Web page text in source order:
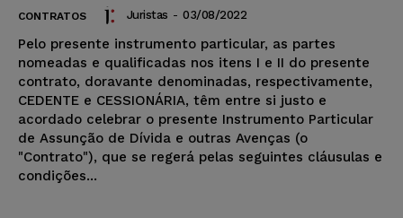
CONTRATOS Juristas - 03/08/2022
Pelo presente instrumento particular, as partes
nomeadas e qualificadas nos itens I e II do presente
contrato, doravante denominadas, respectivamente,
CEDENTE e CESSIONÁRIA, têm entre si justo e
acordado celebrar o presente Instrumento Particular
de Assunção de Dívida e outras Avenças (o
"Contrato"), que se regerá pelas seguintes cláusulas e
condições...